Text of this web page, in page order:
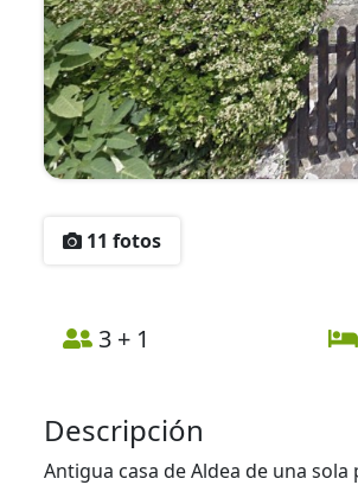
11 fotos
3 + 1
Descripción
Antigua casa de Aldea de una